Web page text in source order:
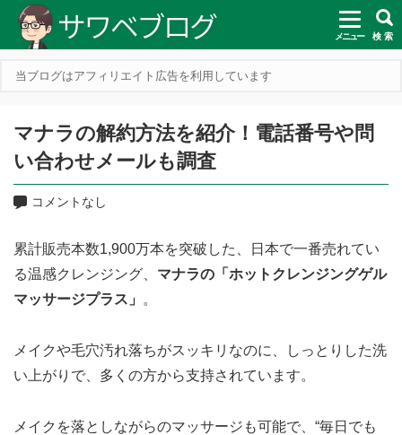
メニュー 検 索
当ブログはアフィリエイト広告を利用しています
マナラの解約方法を紹介！電話番号や問
い合わせメールも調査
コメントなし
累計販売本数1,900万本を突破した、日本で一番売れてい
る温感クレンジング、 マナラの「ホットクレンジングゲル
マッサージプラス」
。
メイクや毛穴汚れ落ちがスッキリなのに、しっとりした洗
い上がりで、多くの方から支持されています。
メイクを落としながらのマッサージも可能で、“毎日でも